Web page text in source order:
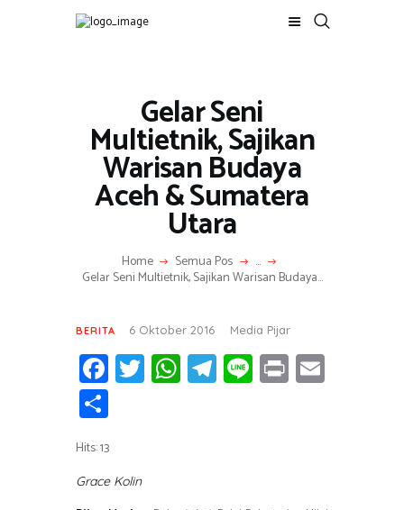
Gelar Seni
Multietnik, Sajikan
Warisan Budaya
Aceh & Sumatera
Utara
Home Semua Pos ...
Gelar Seni Multietnik, Sajikan Warisan Budaya...
BERITA 6 Oktober 2016 Media Pijar
Fa
ce
o
ok
T
wi
W
h
T
el
Li
n
Pr
in
h
ar
e
Hits: 13
Grace Kolin